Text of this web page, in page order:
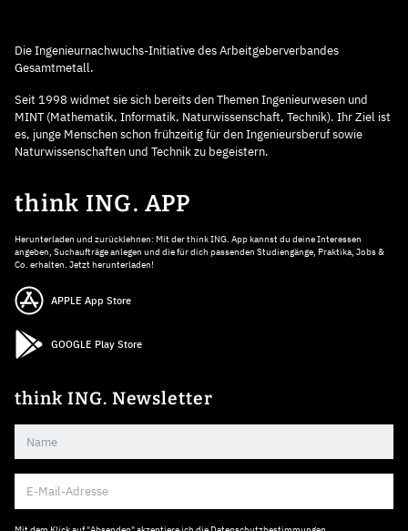
Die Ingenieurnachwuchs-Initiative des Arbeitgeberverbandes
Gesamtmetall.
Seit 1998 widmet sie sich bereits den Themen Ingenieurwesen und
MINT (Mathematik, Informatik, Naturwissenschaft, Technik). Ihr Ziel ist
es, junge Menschen schon frühzeitig für den Ingenieursberuf sowie
Naturwissenschaften und Technik zu begeistern.
think ING. APP
Herunterladen und zurücklehnen: Mit der think ING. App kannst du deine Interessen
angeben, Suchaufträge anlegen und die für dich passenden Studiengänge, Praktika, Jobs &
Co. erhalten. Jetzt herunterladen!
APPLE App Store
GOOGLE Play Store
think ING. Newsletter